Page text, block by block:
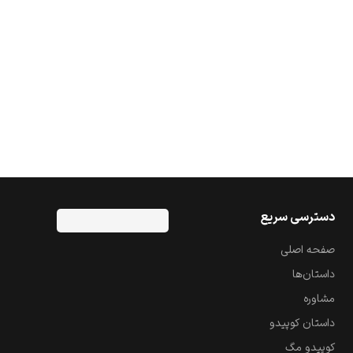
دسترسی سریع
صفحه اصلی
داستان‌ها
مشاوره
داستان کوپیدو
کوپیدو مگ